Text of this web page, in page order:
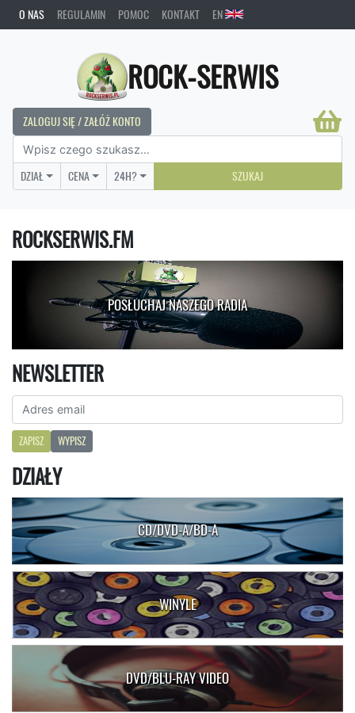
O NAS REGULAMIN POMOC KONTAKT EN
ROCK-SERWIS
ZALOGUJ SIĘ / ZAŁÓŻ KONTO
DZIAŁ CENA 24H? SZUKAJ
ROCKSERWIS.FM
POSŁUCHAJ NASZEGO RADIA
NEWSLETTER
ZAPISZ WYPISZ
DZIAŁY
CD/DVD-A/BD-A
WINYLE
DVD/BLU-RAY VIDEO